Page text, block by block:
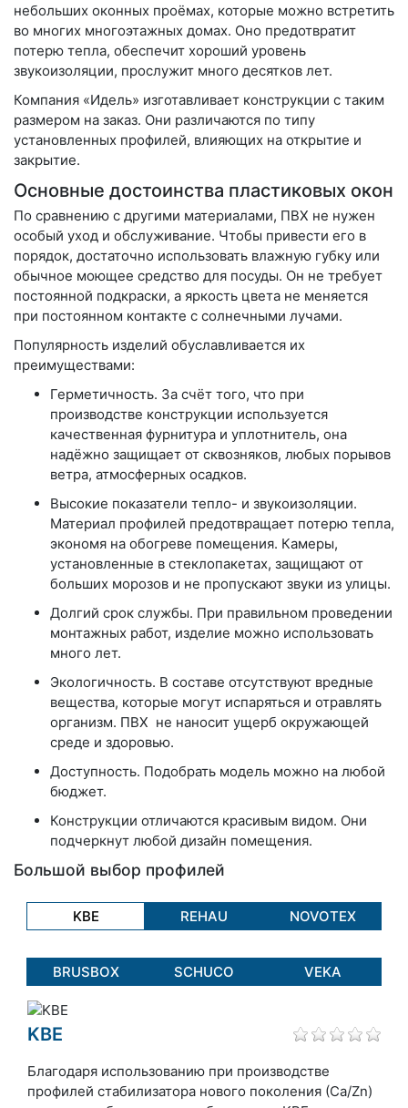
небольших оконных проёмах, которые можно встретить
во многих многоэтажных домах. Оно предотвратит
потерю тепла, обеспечит хороший уровень
звукоизоляции, прослужит много десятков лет.
Компания «Идель» изготавливает конструкции с таким
размером на заказ. Они различаются по типу
установленных профилей, влияющих на открытие и
закрытие.
Основные достоинства пластиковых окон
По сравнению с другими материалами, ПВХ не нужен
особый уход и обслуживание. Чтобы привести его в
порядок, достаточно использовать влажную губку или
обычное моющее средство для посуды. Он не требует
постоянной подкраски, а яркость цвета не меняется
при постоянном контакте с солнечными лучами.
Популярность изделий обуславливается их
преимуществами:
Герметичность. За счёт того, что при
производстве конструкции используется
качественная фурнитура и уплотнитель, она
надёжно защищает от сквозняков, любых порывов
ветра, атмосферных осадков.
Высокие показатели тепло- и звукоизоляции.
Материал профилей предотвращает потерю тепла,
экономя на обогреве помещения. Камеры,
установленные в стеклопакетах, защищают от
больших морозов и не пропускают звуки из улицы.
Долгий срок службы. При правильном проведении
монтажных работ, изделие можно использовать
много лет.
Экологичность. В составе отсутствуют вредные
вещества, которые могут испаряться и отравлять
организм. ПВХ не наносит ущерб окружающей
среде и здоровью.
Доступность. Подобрать модель можно на любой
бюджет.
Конструкции отличаются красивым видом. Они
подчеркнут любой дизайн помещения.
Большой выбор профилей
KBE REHAU NOVOTEX
BRUSBOX SCHUCO VEKA
KBE
Благодаря использованию при производстве
профилей стабилизатора нового поколения (Сa/Zn)